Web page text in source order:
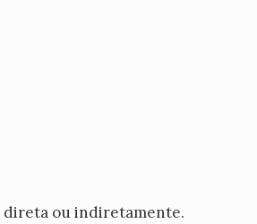
direta ou indiretamente.